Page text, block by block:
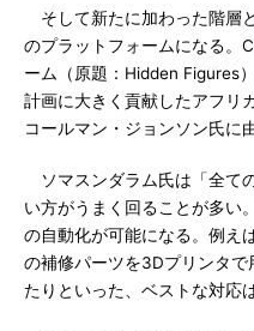
そして新たに加わった階層
のプラットフォームになる。
ーム（原題：Hidden Figures
計画に大きく貢献したアフリ
コールマン・ジョンソン氏に
ソマスンダラム氏は「全て
い方がうまく回ることが多い
の自動化が可能になる。例え
の補修パーツを3Dプリンタ
たりといった、ベストな対応